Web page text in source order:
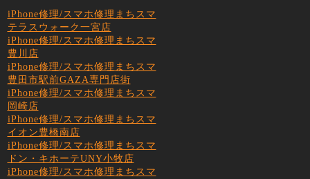
iPhone修理/スマホ修理まちスマ
テラスウォーク一宮店
iPhone修理/スマホ修理まちスマ
豊川店
iPhone修理/スマホ修理まちスマ
豊田市駅前GAZA専門店街
iPhone修理/スマホ修理まちスマ
岡崎店
iPhone修理/スマホ修理まちスマ
イオン豊橋南店
iPhone修理/スマホ修理まちスマ
ドン・キホーテUNY小牧店
iPhone修理/スマホ修理まちスマ